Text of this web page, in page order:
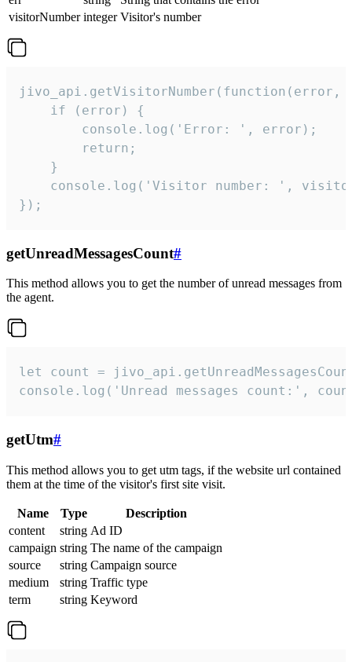
visitorNumber integer Visitor's number
jivo_api.getVisitorNumber(function(error,
    if (error) {
        console.log('Error: ', error);
        return;
    }
console.log('Visitor number: ',
});
getUnreadMessagesCount#
This method allows you to get the number of unread messages from
the agent.
let count =
console.log('Unread messages count:',
getUtm#
This method allows you to get utm tags, if the website url contained
them at the time of the visitor's first site visit.
Name Type
Description
content
string Ad ID
campaign string The name of the campaign
source
string Campaign source
medium
string Traffic type
term
string Keyword